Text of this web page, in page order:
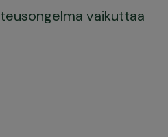
vaikuttaa